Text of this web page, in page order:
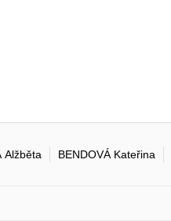
Alžběta BENDOVÁ Kateřina